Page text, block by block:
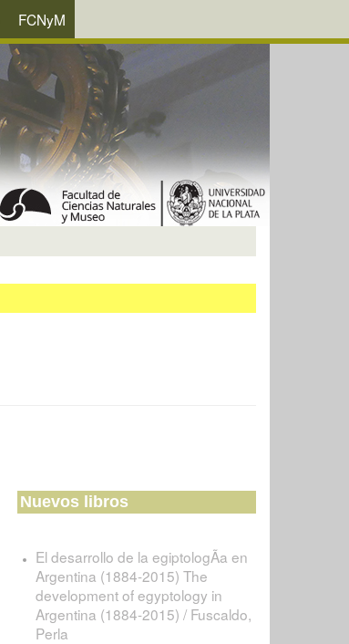
FCNyM
Nuevos libros
El desarrollo de la egiptologÃ­a en
Argentina (1884-2015) The
development of egyptology in
Argentina (1884-2015) / Fuscaldo,
Perla